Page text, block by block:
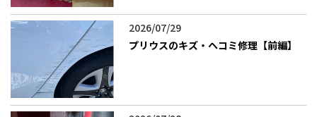
2026/07/29
プリウスのキズ・ヘコミ修理【前編】